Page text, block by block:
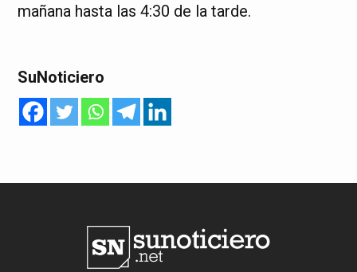
mañana hasta las 4:30 de la tarde.
SuNoticiero